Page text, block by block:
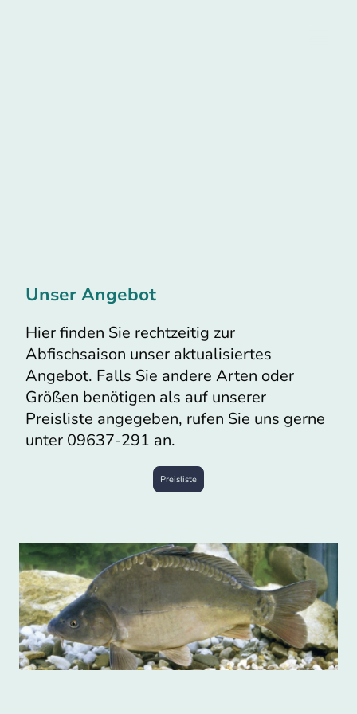
Unser Angebot
Hier finden Sie rechtzeitig zur
Abfischsaison unser aktualisiertes
Angebot. Falls Sie andere Arten oder
Größen benötigen als auf unserer
Preisliste angegeben, rufen Sie uns gerne
unter 09637-291 an.
Preisliste